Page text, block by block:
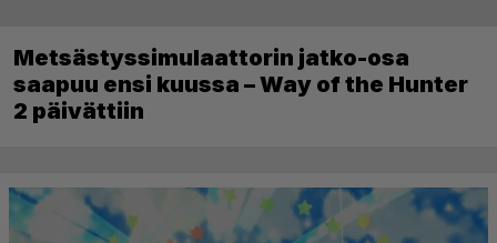
Metsästyssimulaattorin jatko-osa
saapuu ensi kuussa – Way of the Hunter
2 päivättiin